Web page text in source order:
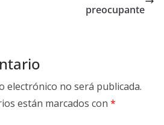
preocupante
electrónico no será publicada.
están marcados con *